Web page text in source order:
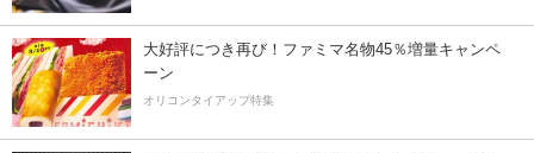
大好評につき再び！ファミマ名物45％増量キャンペ
ーン
オリコンタイアップ特集